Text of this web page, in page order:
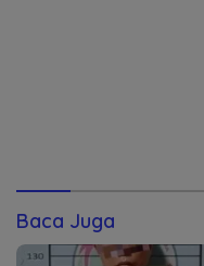
Baca Juga